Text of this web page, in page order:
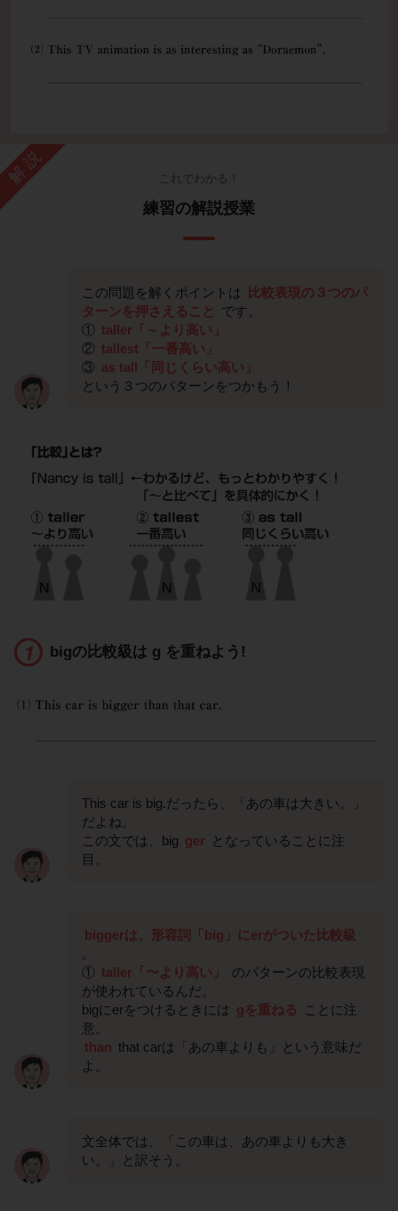
解説 これでわかる！
練習の解説授業
この問題を解くポイントは
比較表現の３つのパ
ターンを押さえること
です。
① taller「～より高い」
② tallest「一番高い」
③ as tall「同じくらい高い」
という３つのパターンをつかもう！
bigの比較級は g を重ねよう!
This car is big.だったら、「あの車は大きい。」
だよね。
この文では、big ger
となっていることに注
目。
biggerは、形容詞「big」にerがついた比較級
① taller「〜より高い」
のパターンの比較表現
が使われているんだ。
bigにerをつけるときには gを重ねる
ことに注
意。
than that carは「あの車よりも」という意味だ
よ。
文全体では、「この車は、あの車よりも大き
い。」と訳そう。